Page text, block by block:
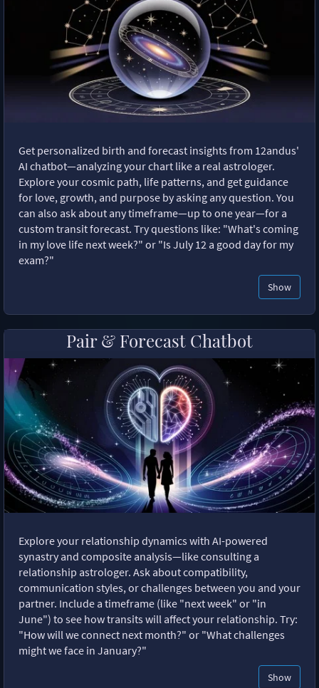
Get personalized birth and forecast insights from 12andus'
AI chatbot—analyzing your chart like a real astrologer.
Explore your cosmic path, life patterns, and get guidance
for love, growth, and purpose by asking any question. You
can also ask about any timeframe—up to one year—for a
custom transit forecast. Try questions like: "What's coming
in my love life next week?" or "Is July 12 a good day for my
exam?"
Show
Pair & Forecast Chatbot
Explore your relationship dynamics with AI-powered
synastry and composite analysis—like consulting a
relationship astrologer. Ask about compatibility,
communication styles, or challenges between you and your
partner. Include a timeframe (like "next week" or "in
June") to see how transits will affect your relationship. Try:
"How will we connect next month?" or "What challenges
might we face in January?"
Show